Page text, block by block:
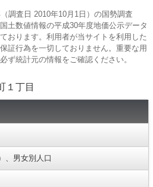
調査日 2010年10月1日）の国勢調査
土数値情報の平成30年度地価公示データ
おります。利用者が当サイトを利用した
証行為を一切しておりません。重要な用
ず統計元の情報をご確認ください。
１丁目
、男女別人口